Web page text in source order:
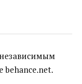
behance.net.